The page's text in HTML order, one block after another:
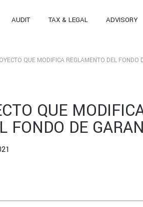
AUDIT TAX & LEGAL ADVISORY
QUE MODIFICA REGLAMENTO DEL FONDO
QUE
FONDO DE